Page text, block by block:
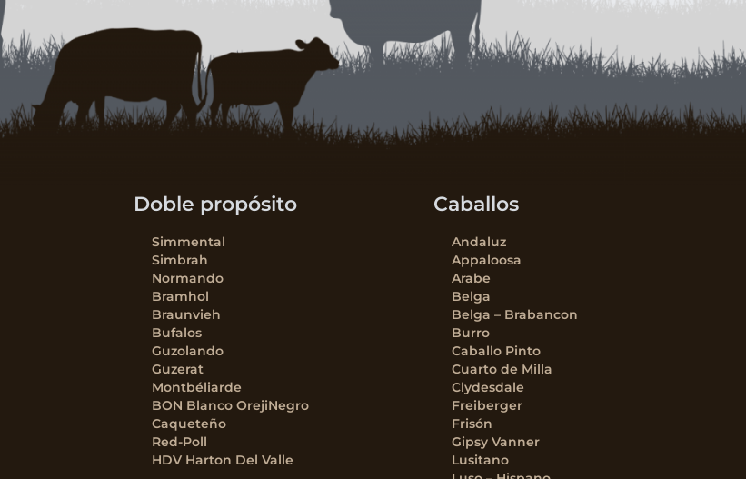
Doble propósito
Simmental
Simbrah
Normando
Bramhol
Braunvieh
Bufalos
Guzolando
Guzerat
Montbéliarde
BON Blanco OrejiNegro
Caqueteño
Red-Poll
HDV Harton Del Valle
Caballos
Andaluz
Appaloosa
Arabe
Belga
Belga – Brabancon
Burro
Caballo Pinto
Cuarto de Milla
Clydesdale
Freiberger
Frisón
Gipsy Vanner
Lusitano